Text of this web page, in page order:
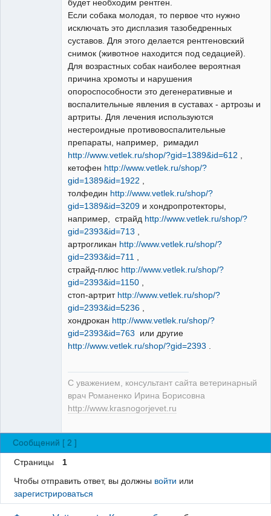
будет необходим рентген.
Если собака молодая, то первое что нужно
исключать это дисплазия тазобедренных
суставов. Для этого делается рентгеновский
снимок (животное находится под седацией).
Для возрастных собак наиболее вероятная
причина хромоты и нарушения
опороспособности это дегенеративные и
воспалительные явления в суставах - артрозы и
артриты. Для лечения используются
нестероидные противовоспалительные
препараты, например, римадил
http://www.vetlek.ru/shop/?gid=1389&id=612
кетофен http://www.vetlek.ru/shop/?
gid=1389&id=1922
толфедин http://www.vetlek.ru/shop/?
gid=1389&id=3209 и хондропротекторы,
например, страйд http://www.vetlek.ru/shop/?
gid=2393&id=713
артрогликан http://www.vetlek.ru/shop/?
gid=2393&id=711
страйд-плюс http://www.vetlek.ru/shop/?
gid=2393&id=1150
стоп-артрит http://www.vetlek.ru/shop/?
gid=2393&id=5236
хондрокан http://www.vetlek.ru/shop/?
gid=2393&id=763 или другие
http://www.vetlek.ru/shop/?gid=2393
С уважением, консультант сайта ветеринарный
врач Романенко Ирина Борисовна
http://www.krasnogorjevet.ru
Сообщений [ 2 ]
Страницы
1
Чтобы отправить ответ, вы должны войти или
зарегистрироваться